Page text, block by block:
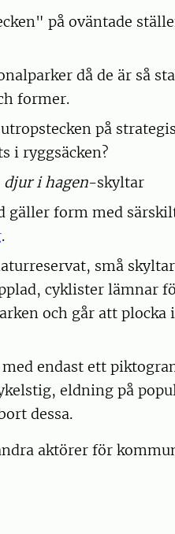
på oväntade
då de är så
former.
på
i ryggsäcken?
djur i hagen-skyltar
gäller form med
.
små
cyklister lämnar
och går att
endast ett
eldning på
dessa.
aktörer för